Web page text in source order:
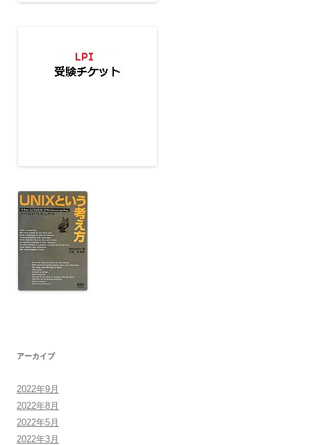
アーカイブ
2022年9月
2022年8月
2022年5月
2022年3月